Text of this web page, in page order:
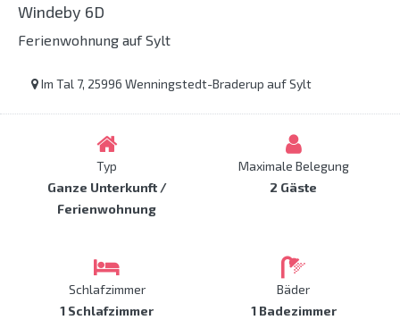
Windeby 6D
Ferienwohnung auf Sylt
Im Tal 7, 25996 Wenningstedt-Braderup auf Sylt
Typ
Ganze Unterkunft /
Ferienwohnung
Maximale Belegung
2 Gäste
Schlafzimmer
1 Schlafzimmer
Bäder
1 Badezimmer